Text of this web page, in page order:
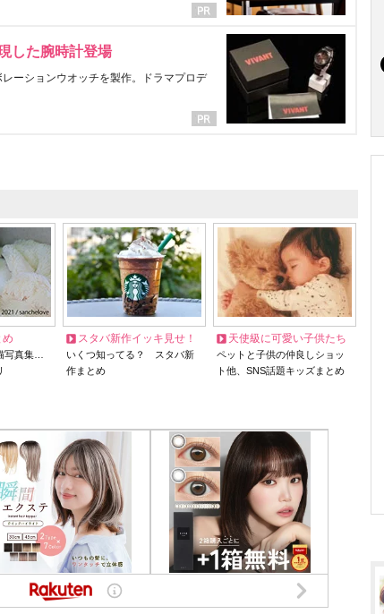
した腕時計登場
ーションウオッチを製作。ドラマプロデ
め
写真集…
スタバ新作イッキ見せ！
いくつ知ってる？ スタバ新
作まとめ
天使級に可愛い子供たち
ペットと子供の仲良しショッ
ト他、SNS話題キッズまとめ